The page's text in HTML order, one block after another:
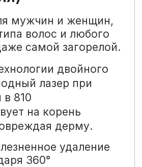
—
подход
здоровья
аппаратных